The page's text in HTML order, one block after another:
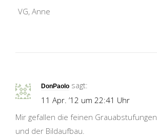
VG, Anne
DonPaolo sagt:
11 Apr. ’12 um 22:41 Uhr
Mir gefallen die feinen Grauabstufungen
und der Bildaufbau.